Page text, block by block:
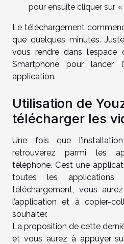
pour ensuite cliquer sur
Le téléchargement
que quelques minutes.
vous rendre dans
Smartphone pour lancer
application.
Utilisation de
télécharger les
Une fois que
retrouverez parmi les
téléphone. C’est une
toutes les applications
téléchargement, vous
l’application et à copier-
souhaiter.
La proposition de cette
et vous aurez à appuyer